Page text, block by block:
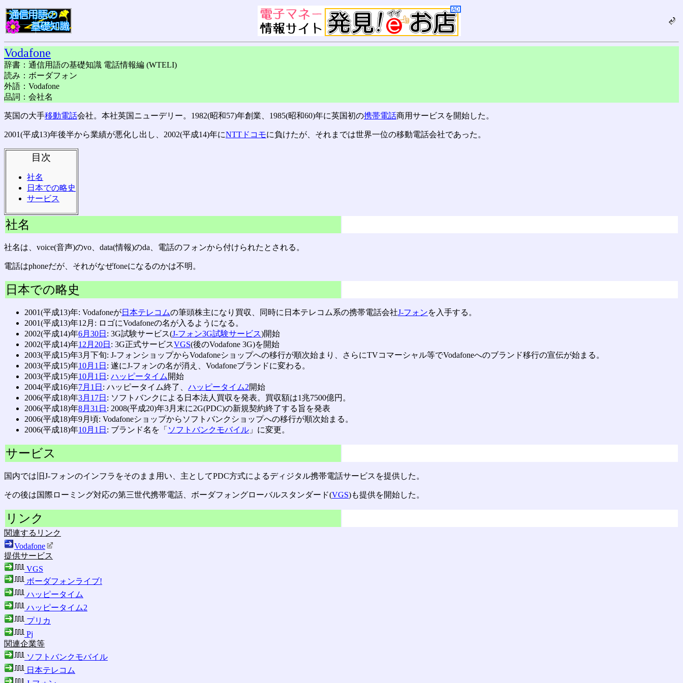
Vodafone
辞書：通信用語の基礎知識 電話情報編 (WTELI)
読み：ボーダフォン
外語：Vodafone
品詞：会社名
英国の大手移動電話会社。本社英国ニューデリー。1982(昭和57)年創業、1985(昭和60)年に英国初の携帯電話商用サービスを開始した。
2001(平成13)年後半から業績が悪化し出し、2002(平成14)年にNTTドコモに負けたが、それまでは世界一位の移動電話会社であった。
目次
社名
日本での略史
サービス
社名
社名は、voice(音声)のvo、data(情報)のda、電話のフォンから付けられたとされる。
電話はphoneだが、それがなぜfoneになるのかは不明。
日本での略史
2001(平成13)年: Vodafoneが日本テレコムの筆頭株主になり買収、同時に日本テレコム系の携帯電話会社J-フォンを入手する。
2001(平成13)年12月: ロゴにVodafoneの名が入るようになる。
2002(平成14)年6月30日 : 3G試験サービス(J-フォン3G試験サービス)開始
2002(平成14)年12月20日 : 3G正式サービスVGS(後のVodafone 3G)を開始
2003(平成15)年3月下旬: J-フォンショップからVodafoneショップへの移行が順次始まり、さらにTVコマーシャル等でVodafoneへのブランド移行の宣伝が始まる。
2003(平成15)年10月1日 : 遂にJ-フォンの名が消え、Vodafoneブランドに変わる。
2003(平成15)年10月1日 : ハッピータイム 開始
2004(平成16)年7月1日 : ハッピータイム終了、 ハッピータイム2開始
2006(平成18)年3月17日 : ソフトバンクによる日本法人買収を発表。買収額は1兆7500億円。
2006(平成18)年8月31日 : 2008(平成20)年3月末に2G(PDC)の新規契約終了する旨を発表
2006(平成18)年9月頃: Vodafoneショップからソフトバンクショップへの移行が順次始まる。
2006(平成18)年10月1日 : ブランド名を「 ソフトバンクモバイル 」に変更。
サービス
国内では旧J-フォンのインフラをそのまま用い、主としてPDC方式によるディジタル携帯電話サービスを提供した。
その後は国際ローミング対応の第三世代携帯電話、ボーダフォングローバルスタンダード(VGS)も提供を開始した。
リンク
関連するリンク
Vodafone
提供サービス
VGS
ボーダフォンライブ!
ハッピータイム
ハッピータイム2
プリカ
Pj
関連企業等
ソフトバンクモバイル
日本テレコム